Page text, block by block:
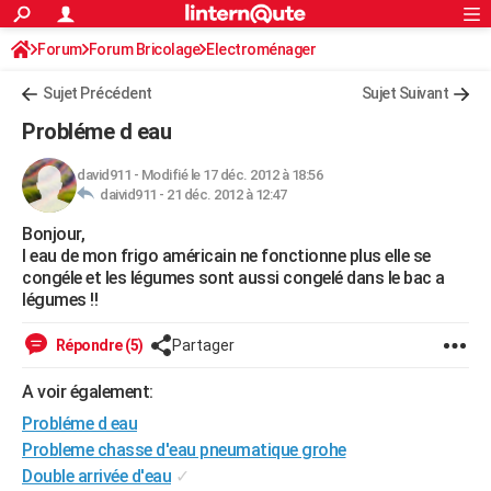
ACTUALITÉS
Politique
Société
Faits Divers
Education
Monde
Villes
+
FINANCE
Retraite
Impôts
Epargne
Immobilier
Risques naturels par ville
Banque
Assurance
Crédit
AUTO
Essais
Réserver un essai
Citadines
Berlines
SUV
Forum auto
+HIGH-TECH
Mobiles
Meilleur smartphone
Internet
Ordinateurs
Jeux vidéo
Guide high-tech
+BRICOLAGE
Forum
Aménagement intérieur
Extérieur
Cuisine
Salle de bains
Jardinage
Rangement
WEEK-END
LIFESTYLE
Art de vivre
Bien-être
Loisirs
Mode
Modes de vie
SANTE
Alimentation
Guide de la santé
Maladies
Médicaments
Sommeil
VOYAGE
S'inscrire
Connexion
Forum Forum Bricolage Electroménager
Sujet Précédent Sujet Suivant
Probléme d eau
david911 - Modifié le 17 déc. 2012 à 18:56
daivid911 - 21 déc. 2012 à 12:47
Bonjour,
l eau de mon frigo américain ne fonctionne plus elle se
congéle et les légumes sont aussi congelé dans le bac a
légumes !!
Répondre (5) Partager
A voir également:
Probléme d eau
Probleme chasse d'eau pneumatique grohe
Double arrivée d'eau ✓